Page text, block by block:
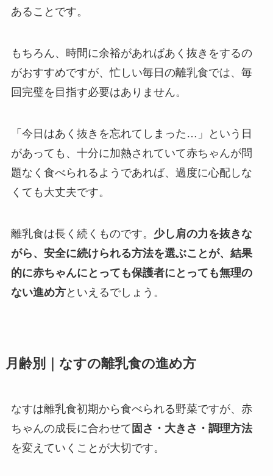
あることです。
もちろん、時間に余裕があればあく抜きをするの
がおすすめですが、忙しい毎日の離乳食では、毎
回完璧を目指す必要はありません。
「今日はあく抜きを忘れてしまった…」という日
があっても、十分に加熱されていて赤ちゃんが問
題なく食べられるようであれば、過度に心配しな
くても大丈夫です。
離乳食は長く続くものです。 少し肩の力を抜きな
がら、安全に続けられる方法を選ぶことが、結果
的に赤ちゃんにとっても保護者にとっても無理の
ない進め方といえるでしょう。
月齢別｜なすの離乳食の進め方
なすは離乳食初期から食べられる野菜ですが、赤
ちゃんの成長に合わせて 固さ・大きさ・調理方法
を変えていくことが大切です。